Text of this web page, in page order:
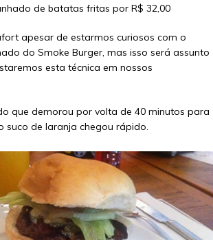
de batatas fritas por R$ 32,00
apesar de estarmos curiosos com o
do Smoke Burger, mas isso será assunto
esta técnica em nossos
que demorou por volta de 40 minutos para
suco de laranja chegou rápido.